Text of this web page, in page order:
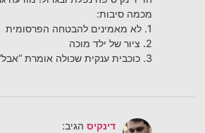
מכמה סיבות:
1. לא מאמינים להבטחה הפרסומית
2. ציור של ילד מוכה
3. כוכבית ענקית שכולה אומרת “אבל”
דינקיס הגיב: